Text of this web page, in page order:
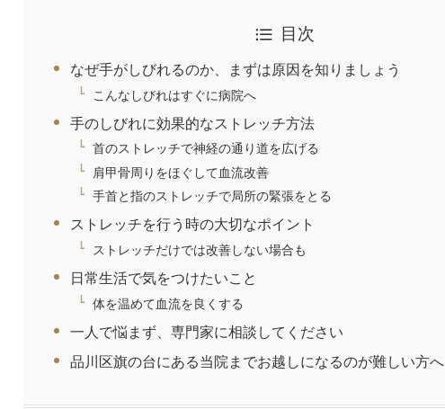
目次
なぜ手がしびれるのか、まずは原因を知りましょう
こんなしびれはすぐに病院へ
手のしびれに効果的なストレッチ方法
首のストレッチで神経の通り道を広げる
肩甲骨周りをほぐして血流改善
手首と指のストレッチで局所の緊張をとる
ストレッチを行う時の大切なポイント
ストレッチだけでは改善しない場合も
日常生活で気をつけたいこと
体を温めて血流を良くする
一人で悩まず、専門家に相談してください
品川区旗の台にある当院までお越しになるのが難しい方へ